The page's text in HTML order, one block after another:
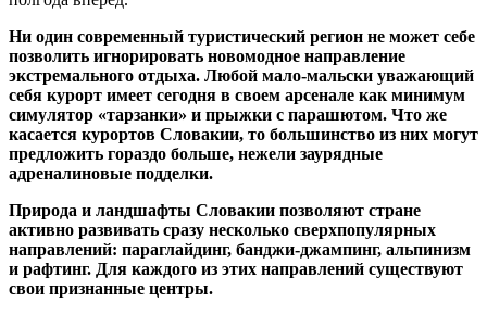
Ни один современный туристический регион не может себе
позволить игнорировать новомодное направление
экстремального отдыха. Любой мало-мальски уважающий
себя курорт имеет сегодня в своем арсенале как минимум
симулятор «тарзанки» и прыжки с парашютом. Что же
касается курортов Словакии, то большинство из них могут
предложить гораздо больше, нежели заурядные
адреналиновые подделки.
Природа и ландшафты Словакии позволяют стране
активно развивать сразу несколько сверхпопулярных
направлений: параглайдинг, банджи-джампинг, альпинизм
и рафтинг. Для каждого из этих направлений существуют
свои признанные центры.